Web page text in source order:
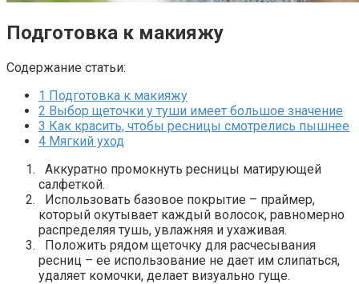
Подготовка к макияжу
Содержание статьи:
1 Подготовка к макияжу
2 Выбор щеточки у туши имеет большое значение
3 Как красить, чтобы ресницы смотрелись пышнее
4 Мягкий уход
Аккуратно промокнуть ресницы матирующей
салфеткой.
Использовать базовое покрытие – праймер,
который окутывает каждый волосок, равномерно
распределяя тушь, увлажняя и ухаживая.
Положить рядом щеточку для расчесывания
ресниц – ее использование не дает им слипаться,
удаляет комочки, делает визуально гуще.